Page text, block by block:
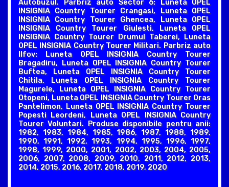
Autobuzul. Parbriz auto Sector 6: Luneta OPEL
INSIGNIA Country Tourer Crangasi, Luneta OPEL
INSIGNIA Country Tourer Ghencea, Luneta OPEL
INSIGNIA Country Tourer Giulesti, Luneta OPEL
INSIGNIA Country Tourer Drumul Taberei, Luneta
OPEL INSIGNIA Country Tourer Militari. Parbriz auto
Ilfov: Luneta OPEL INSIGNIA Country Tourer
Bragadiru, Luneta OPEL INSIGNIA Country Tourer
Buftea, Luneta OPEL INSIGNIA Country Tourer
Chitila, Luneta OPEL INSIGNIA Country Tourer
Magurele, Luneta OPEL INSIGNIA Country Tourer
Otopeni, Luneta OPEL INSIGNIA Country Tourer Oras
Pantelimon, Luneta OPEL INSIGNIA Country Tourer
Popesti Leordeni, Luneta OPEL INSIGNIA Country
Tourer Voluntari. Produse disponibile pentru anii:
1982, 1983, 1984, 1985, 1986, 1987, 1988, 1989,
1990, 1991, 1992, 1993, 1994, 1995, 1996, 1997,
1998, 1999, 2000, 2001, 2002, 2003, 2004, 2005,
2006, 2007, 2008, 2009, 2010, 2011, 2012, 2013,
2014, 2015, 2016, 2017, 2018, 2019, 2020